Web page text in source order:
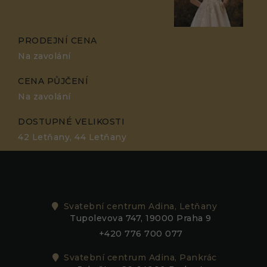
PRODEJNÍ CENA
Na zavolání
CENA PŮJČENÍ
Na zavolání
DOSTUPNÉ VELIKOSTI
42 Letňany, 44 Letňany
Svatební centrum Adina, Letňany
Tupolevova 747, 19000 Praha 9
+420 776 700 077
Svatební centrum Adina, Pankrác